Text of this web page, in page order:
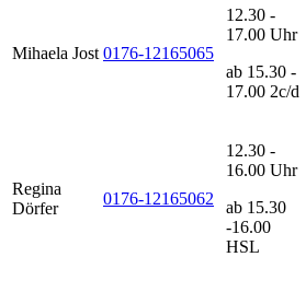
Mihaela Jost 0176-12165065
12.30 -
17.00 Uhr
ab 15.30 -
17.00 2c/d
Regina
Dörfer
0176-12165062
12.30 -
16.00 Uhr
ab 15.30
-16.00
HSL